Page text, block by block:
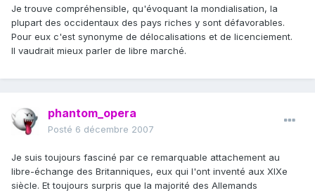
Je trouve compréhensible, qu'évoquant la mondialisation, la
plupart des occidentaux des pays riches y sont défavorables.
Pour eux c'est synonyme de délocalisations et de licenciement.
Il vaudrait mieux parler de libre marché.
phantom_opera
Posté 6 décembre 2007
Je suis toujours fasciné par ce remarquable attachement au
libre-échange des Britanniques, eux qui l'ont inventé aux XIXe
siècle. Et toujours surpris que la majorité des Allemands